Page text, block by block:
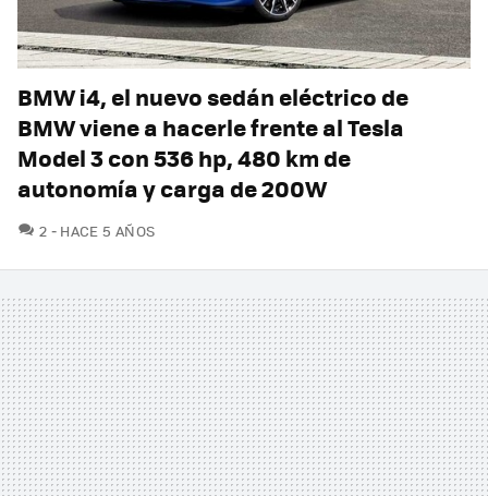
BMW i4, el nuevo sedán eléctrico de
BMW viene a hacerle frente al Tesla
Model 3 con 536 hp, 480 km de
autonomía y carga de 200W
2 COMENTARIOS
HACE 5 AÑOS